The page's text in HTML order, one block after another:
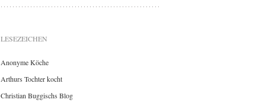
LESEZEICHEN
Anonyme Köche
Arthurs Tochter kocht
Christian Buggischs Blog